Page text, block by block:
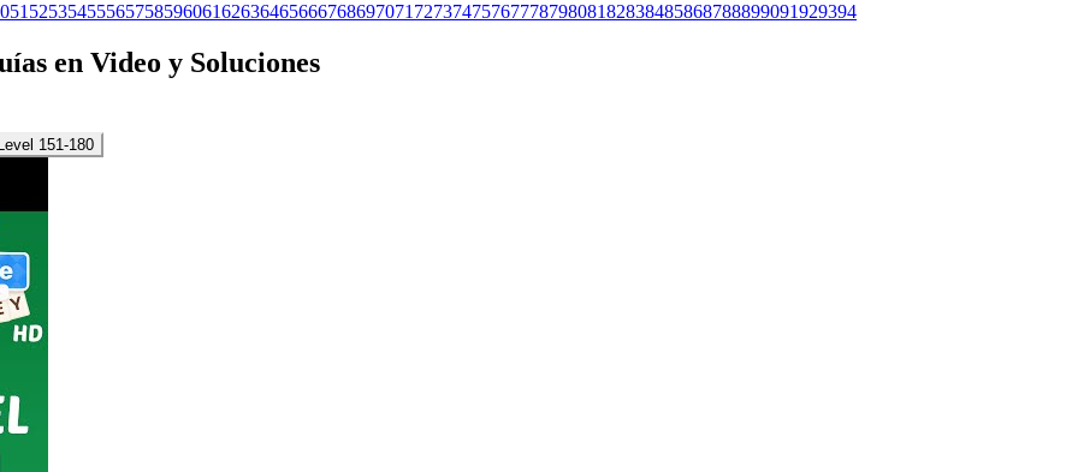
51 5253545556575859606162636465666768697071 7273747576777879808182838485868788899091929394
en Video y Soluciones
151-180